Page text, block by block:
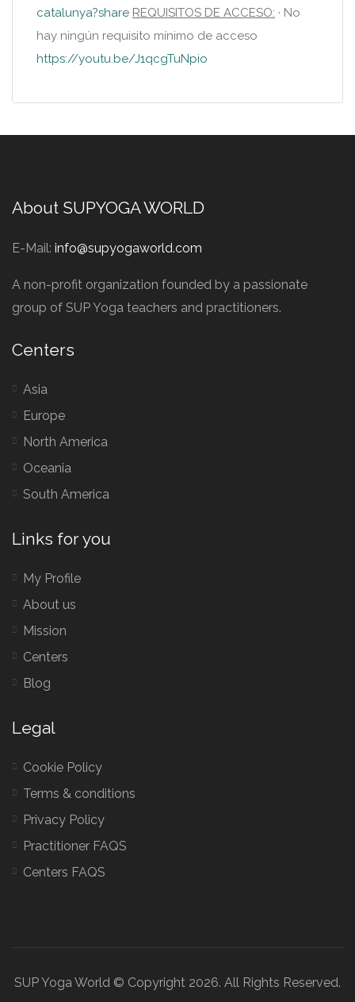
catalunya?share REQUISITOS DE ACCESO: · No
hay ningún requisito mínimo de acceso
https://youtu.be/J1qcgTuNpio
About SUPYOGA WORLD
E-Mail: info@supyogaworld.com
A non-profit organization founded by a passionate
group of SUP Yoga teachers and practitioners.
Centers
Asia
Europe
North America
Oceania
South America
Links for you
My Profile
About us
Mission
Centers
Blog
Legal
Cookie Policy
Terms & conditions
Privacy Policy
Practitioner FAQS
Centers FAQS
SUP Yoga World © Copyright 2026. All Rights Reserved.